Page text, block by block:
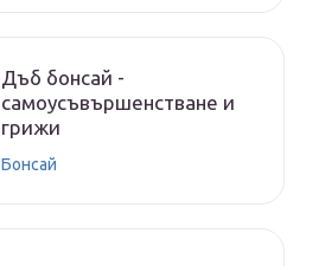
Дъб бонсай -
самоусъвършенстване и
грижи
Бонсай